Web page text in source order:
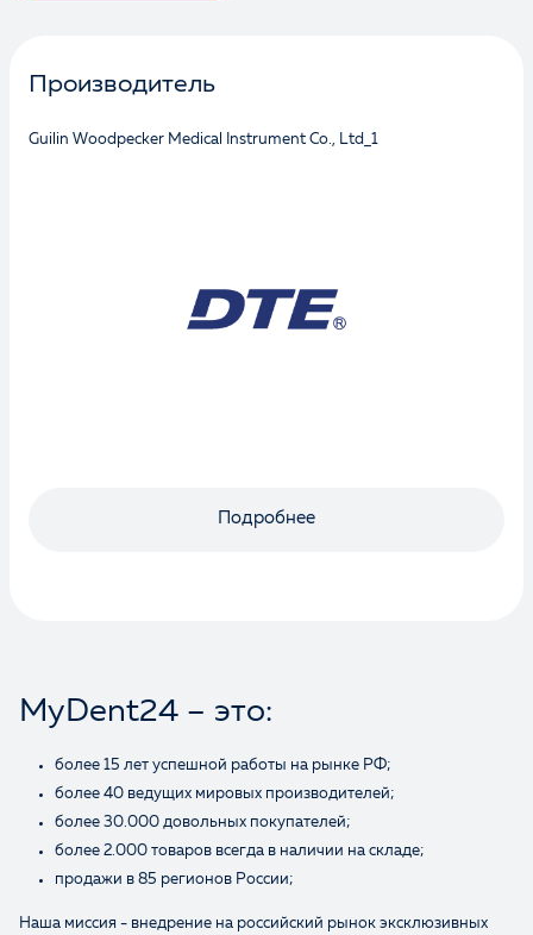
Производитель
Guilin Woodpecker Medical Instrument Co., Ltd_1
Подробнее
MyDent24 – это:
более 15 лет успешной работы на рынке РФ;
более 40 ведущих мировых производителей;
более 30.000 довольных покупателей;
более 2.000 товаров всегда в наличии на складе;
продажи в 85 регионов России;
Наша миссия - внедрение на российский рынок эксклюзивных